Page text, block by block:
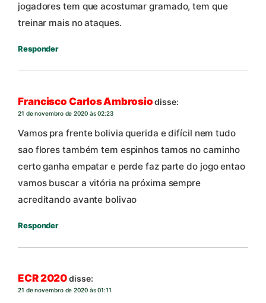
jogadores tem que acostumar gramado, tem que
treinar mais no ataques.
Responder
Francisco Carlos Ambrosio disse:
21 de novembro de 2020 às 02:23
Vamos pra frente bolivia querida e difícil nem tudo
sao flores também tem espinhos tamos no caminho
certo ganha empatar e perde faz parte do jogo entao
vamos buscar a vitória na próxima sempre
acreditando avante bolivao
Responder
ECR 2020disse:
21 de novembro de 2020 às 01:11